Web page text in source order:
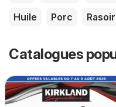
Huile
Porc Rasoir
Catalogues